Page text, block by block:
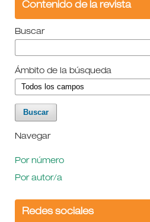
Contenido de la revista
Buscar
Ámbito de la búsqueda
Navegar
Por número
Por autor/a
Redes sociales